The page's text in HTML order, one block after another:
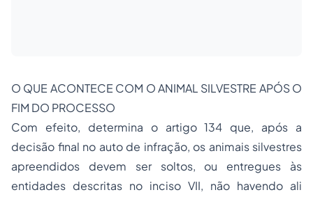
O QUE ACONTECE COM O ANIMAL SILVESTRE APÓS O
FIM DO PROCESSO
Com efeito, determina o artigo 134 que, após a
decisão final no auto de infração, os animais silvestres
apreendidos devem ser soltos, ou entregues às
entidades descritas no inciso VII, não havendo ali